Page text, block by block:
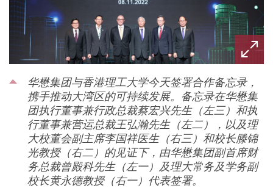
华懋集团与香港理工大学今天签署合作备忘录，
携手推动大湾区的可持续发展。备忘录在华懋集
团执行董事兼行政总裁蔡宏兴先生（左三）和执
行董事兼营运总裁王弘瀚先生（左二），以及理
大校董会副主席李国祥医生（右三）和校长滕锦
光教授（右二）的见证下，由华懋集团副首席财
务总裁曾殿科先生（左一）及理大常务及学务副
校长黄永德教授（右一）代表签署。